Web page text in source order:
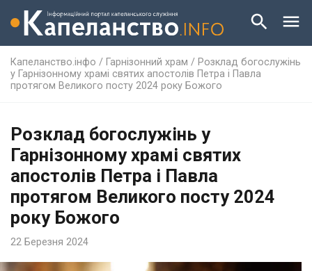
Капеланство.інфо / Гарнізонний храм / Розклад богослужінь
у Гарнізонному храмі святих апостолів Петра і Павла
протягом Великого посту 2024 року Божого
Розклад богослужінь у
Гарнізонному храмі святих
апостолів Петра і Павла
протягом Великого посту 2024
року Божого
22 Березня 2024